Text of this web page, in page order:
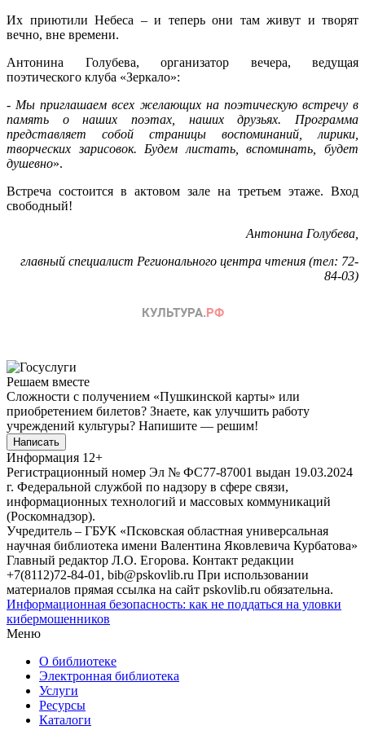
Их приютили Небеса – и теперь они там живут и творят
вечно, вне времени.
Антонина Голубева, организатор вечера, ведущая
поэтического клуба «Зеркало»:
- Мы приглашаем всех желающих на поэтическую встречу в
память о наших поэтах, наших друзьях. Программа
представляет собой страницы воспоминаний, лирики,
творческих зарисовок. Будем листать, вспоминать, будет
душевно».
Встреча состоится в актовом зале на третьем этаже. Вход
свободный!
Антонина Голубева,
главный специалист Регионального центра чтения (тел: 72-
84-03)
Решаем вместе
Сложности с получением «Пушкинской карты» или
приобретением билетов? Знаете, как улучшить работу
учреждений культуры? Напишите — решим!
Написать
Информация 12+
Регистрационный номер Эл № ФС77-87001 выдан 19.03.2024
г. Федеральной службой по надзору в сфере связи,
информационных технологий и массовых коммуникаций
(Роскомнадзор).
Учредитель – ГБУК «Псковская областная универсальная
научная библиотека имени Валентина Яковлевича Курбатова»
Главный редактор Л.О. Егорова. Контакт редакции
+7(8112)72-84-01, bib@pskovlib.ru При использовании
материалов прямая ссылка на сайт pskovlib.ru обязательна.
Информационная безопасность: как не поддаться на уловки
кибермошенников
Меню
О библиотеке
Электронная библиотека
Услуги
Ресурсы
Каталоги